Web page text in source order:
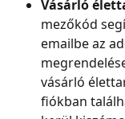
Vásárló
mezőkód
emailbe az
vásárló
fiókban